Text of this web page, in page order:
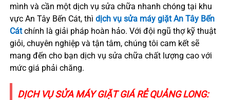
mình và cần một dịch vụ sửa chữa nhanh chóng tại khu
vực An Tây Bến Cát, thì dịch vụ sửa máy giặt An Tây Bến
Cátchính là giải pháp hoàn hảo. Với đội ngũ thợ kỹ thuật
giỏi, chuyên nghiệp và tận tâm, chúng tôi cam kết sẽ
mang đến cho bạn dịch vụ sửa chữa chất lượng cao với
mức giá phải chăng.
DỊCH VỤ SỬA MÁY GIẶT GIÁ RẺ QUẢNG LONG: